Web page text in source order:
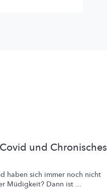
und Chronisches
haben sich immer noch nicht
Müdigkeit? Dann ist ...